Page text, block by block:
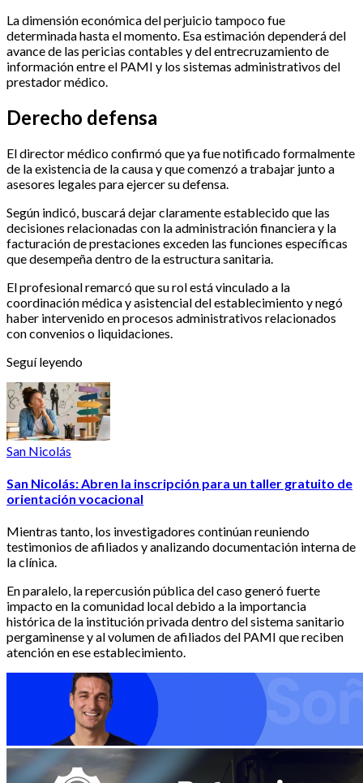
La dimensión económica del perjuicio tampoco fue
determinada hasta el momento. Esa estimación dependerá del
avance de las pericias contables y del entrecruzamiento de
información entre el PAMI y los sistemas administrativos del
prestador médico.
Derecho defensa
El director médico confirmó que ya fue notificado formalmente
de la existencia de la causa y que comenzó a trabajar junto a
asesores legales para ejercer su defensa.
Según indicó, buscará dejar claramente establecido que las
decisiones relacionadas con la administración financiera y la
facturación de prestaciones exceden las funciones específicas
que desempeña dentro de la estructura sanitaria.
El profesional remarcó que su rol está vinculado a la
coordinación médica y asistencial del establecimiento y negó
haber intervenido en procesos administrativos relacionados
con convenios o liquidaciones.
Seguí leyendo
San Nicolás
San Nicolás: Abren la inscripción para un taller gratuito de
orientación vocacional
Mientras tanto, los investigadores continúan reuniendo
testimonios de afiliados y analizando documentación interna de
la clínica.
En paralelo, la repercusión pública del caso generó fuerte
impacto en la comunidad local debido a la importancia
histórica de la institución privada dentro del sistema sanitario
pergaminense y al volumen de afiliados del PAMI que reciben
atención en ese establecimiento.